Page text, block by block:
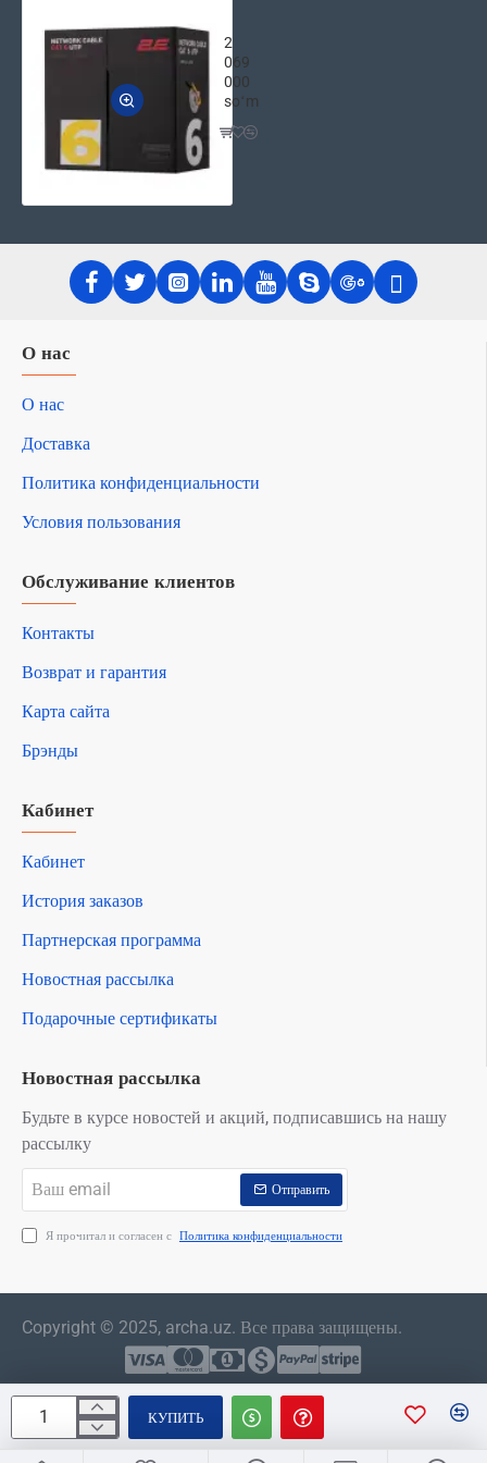
КУПИТЬ
2
069
000
soʻm
О нас
О нас
Доставка
Политика конфиденциальности
Условия пользования
Обслуживание клиентов
Контакты
Возврат и гарантия
Карта сайта
Брэнды
Кабинет
Кабинет
История заказов
Партнерская программа
Новостная рассылка
Подарочные сертификаты
Новостная рассылка
Будьте в курсе новостей и акций, подписавшись на нашу
рассылку
email
Отправить
Я прочитал и согласен с Политика конфиденциальности
Copyright © 2025, archa.uz. Все права защищены.